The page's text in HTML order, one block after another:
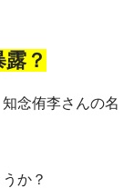
？
念侑李さんの名
か？